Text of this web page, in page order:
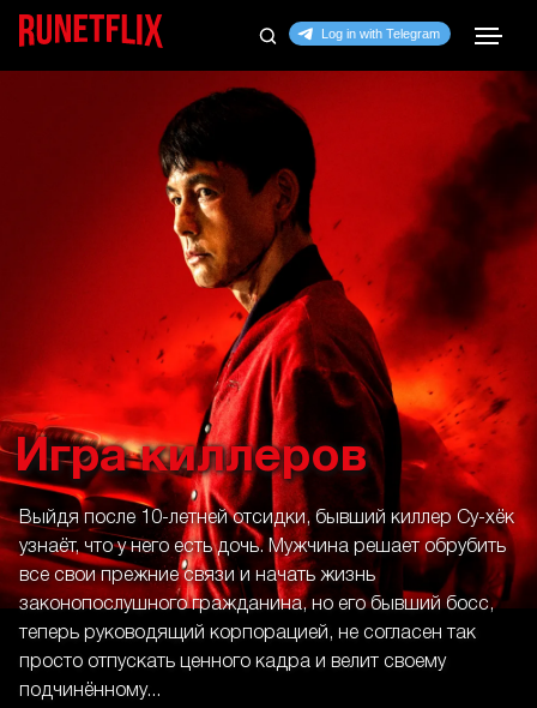
Игра киллеров
Выйдя после 10-летней отсидки, бывший киллер Су-хёк
узнаёт, что у него есть дочь. Мужчина решает обрубить
все свои прежние связи и начать жизнь
законопослушного гражданина, но его бывший босс,
теперь руководящий корпорацией, не согласен так
просто отпускать ценного кадра и велит своему
подчинённому...